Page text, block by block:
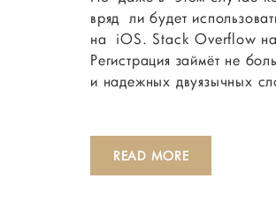
вряд ли будет
на iOS. Stack Overflow на
Регистрация займёт не
и надежных двуязычных
READ MORE